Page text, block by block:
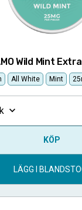
Wild Mint
All White Mint
KÖP
LÄGG I